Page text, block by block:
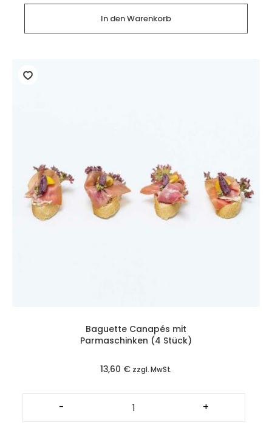
Stück)
Menge
In den Warenkorb
Baguette Canapés mit
Parmaschinken (4 Stück)
13,60 € zzgl. MwSt.
-
Baguette
Canapés
mit
+